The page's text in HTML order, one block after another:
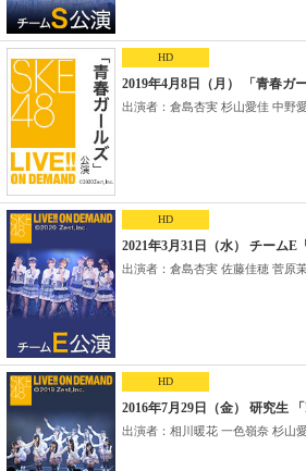
HD
2019年4月8日（月） 「青春ガ
出演者：倉島杏実 杉山愛佳 中野愛
HD
2021年3月31日（水） チーム
出演者：倉島杏実 佐藤佳穂 菅原茉
HD
2016年7月29日（金） 研究生
出演者：相川暖花 一色嶺奈 杉山愛